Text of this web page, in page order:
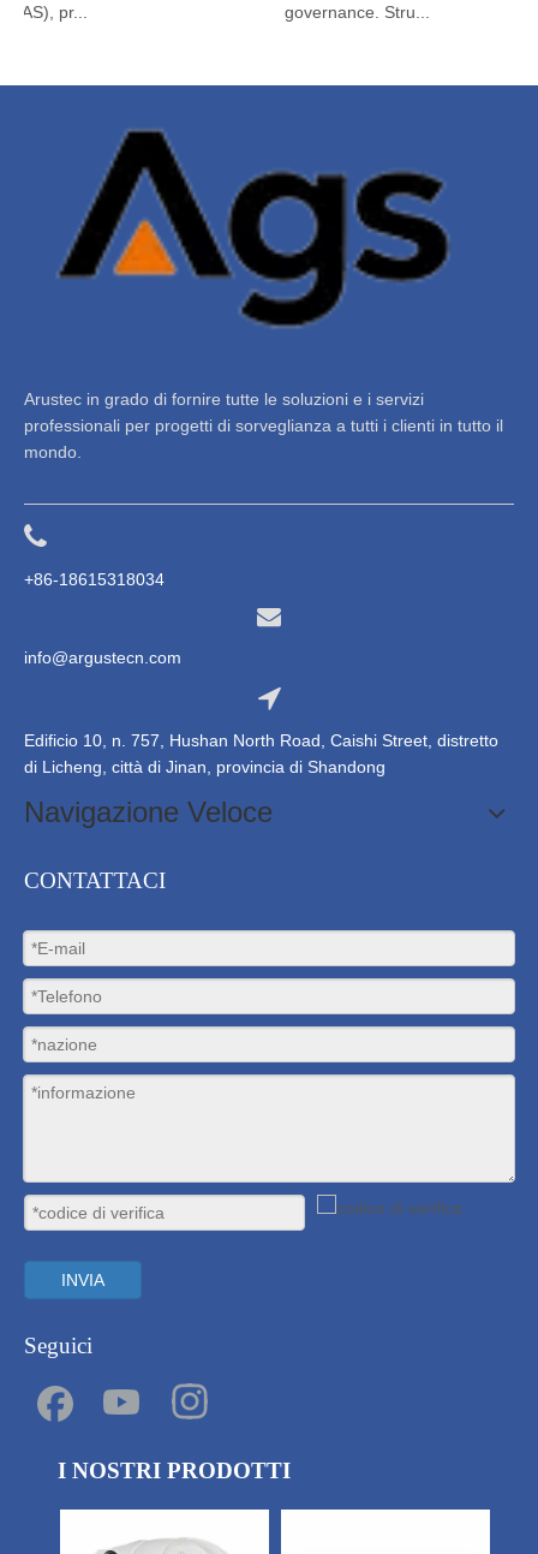
pr...
governance. Stru...
Arustec in grado di fornire tutte le soluzioni e i servizi
professionali per progetti di sorveglianza a tutti i clienti in tutto il
mondo.
+86-18615318034
info@argustecn.com
Edificio 10, n. 757, Hushan North Road, Caishi Street, distretto
di Licheng, città di Jinan, provincia di Shandong
Navigazione Veloce
CONTATTACI
INVIA
Seguici
I NOSTRI PRODOTTI